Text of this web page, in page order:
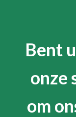
Bent
onze
om